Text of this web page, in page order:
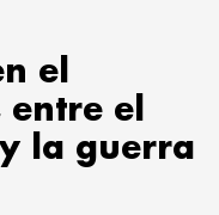
el
el
la guerra